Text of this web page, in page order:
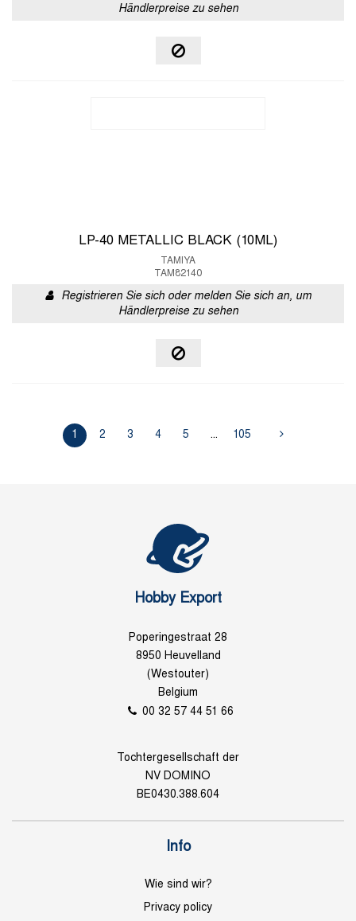
Händlerpreise zu sehen
LP-40 METALLIC BLACK (10ML)
TAMIYA
TAM82140
Registrieren Sie sich oder melden Sie sich an, um
Händlerpreise zu sehen
1 2 3 4 5 ... 105
Hobby Export
Poperingestraat 28
8950 Heuvelland
(Westouter)
Belgium
00 32 57 44 51 66
Tochtergesellschaft der
NV DOMINO
BE0430.388.604
Info
Wie sind wir?
Privacy policy